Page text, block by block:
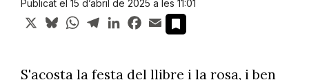
Publicat el 15 d’abril de 2025 a les 11:01
X BlueskyWhatsApp
TelegramLinkedInFacebook
Email
S'acosta la festa del llibre i la rosa, i ben